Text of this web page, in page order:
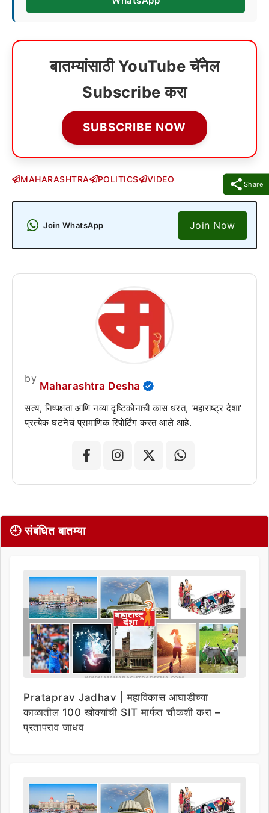
Share
बातम्यांसाठी YouTube चॅनेल
Subscribe करा
SUBSCRIBE NOW
MAHARASHTRA POLITICS VIDEO
Join WhatsApp Join Now
by
Maharashtra Desha
सत्य, निष्पक्षता आणि नव्या दृष्टिकोनाची कास धरत, 'महाराष्ट्र देशा'
प्रत्येक घटनेचं प्रामाणिक रिपोर्टिंग करत आले आहे.
🕘 संबंधित बातम्या
Prataprav Jadhav | महाविकास आघाडीच्या
काळातील 100 खोक्यांची SIT मार्फत चौकशी करा –
प्रतापराव जाधव